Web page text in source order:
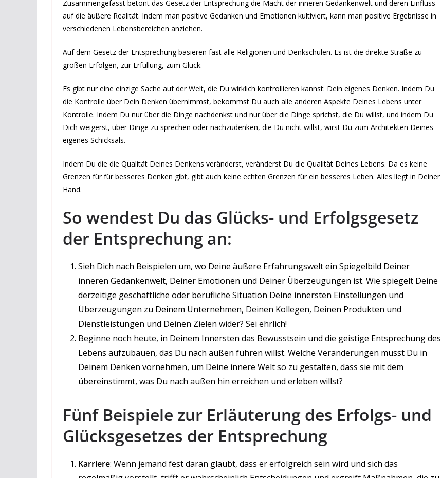
Zusammengefasst betont das Gesetz der Entsprechung die Macht der inneren Gedankenwelt und deren Einfluss
auf die äußere Realität. Indem man positive Gedanken und Emotionen kultiviert, kann man positive Ergebnisse in
verschiedenen Lebensbereichen anziehen.
Auf dem Gesetz der Entsprechung basieren fast alle Religionen und Denkschulen. Es ist die direkte Straße zu
großen Erfolgen, zur Erfüllung, zum Glück.
Es gibt nur eine einzige Sache auf der Welt, die Du wirklich kontrollieren kannst: Dein eigenes Denken. Indem Du
die Kontrolle über Dein Denken übernimmst, bekommst Du auch alle anderen Aspekte Deines Lebens unter
Kontrolle. Indem Du nur über die Dinge nachdenkst und nur über die Dinge sprichst, die Du willst, und indem Du
Dich weigerst, über Dinge zu sprechen oder nachzudenken, die Du nicht willst, wirst Du zum Architekten Deines
eigenes Schicksals.
Indem Du die die Qualität Deines Denkens veränderst, veränderst Du die Qualität Deines Lebens. Da es keine
Grenzen für für besseres Denken gibt, gibt auch keine echten Grenzen für ein besseres Leben. Alles liegt in Deiner
Hand.
So wendest Du das Glücks- und Erfolgsgesetz
der Entsprechung an:
Sieh Dich nach Beispielen um, wo Deine äußere Erfahrungswelt ein Spiegelbild Deiner
inneren Gedankenwelt, Deiner Emotionen und Deiner Überzeugungen ist. Wie spiegelt Deine
derzeitige geschäftliche oder berufliche Situation Deine innersten Einstellungen und
Überzeugungen zu Deinem Unternehmen, Deinen Kollegen, Deinen Produkten und
Dienstleistungen und Deinen Zielen wider? Sei ehrlich!
Beginne noch heute, in Deinem Innersten das Bewusstsein und die geistige Entsprechung des
Lebens aufzubauen, das Du nach außen führen willst. Welche Veränderungen musst Du in
Deinem Denken vornehmen, um Deine innere Welt so zu gestalten, dass sie mit dem
übereinstimmt, was Du nach außen hin erreichen und erleben willst?
Fünf Beispiele zur Erläuterung des Erfolgs- und
Glücksgesetzes der Entsprechung
Karriere: Wenn jemand fest daran glaubt, dass er erfolgreich sein wird und sich das